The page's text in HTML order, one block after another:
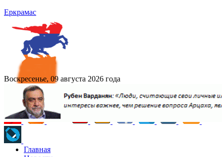
Еркрамас
Воскресенье, 09 августа 2026 года
Главная